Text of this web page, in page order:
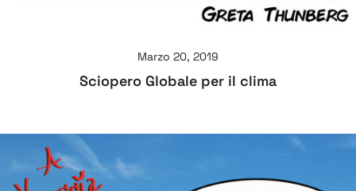
Marzo 20, 2019
Sciopero Globale per il clima